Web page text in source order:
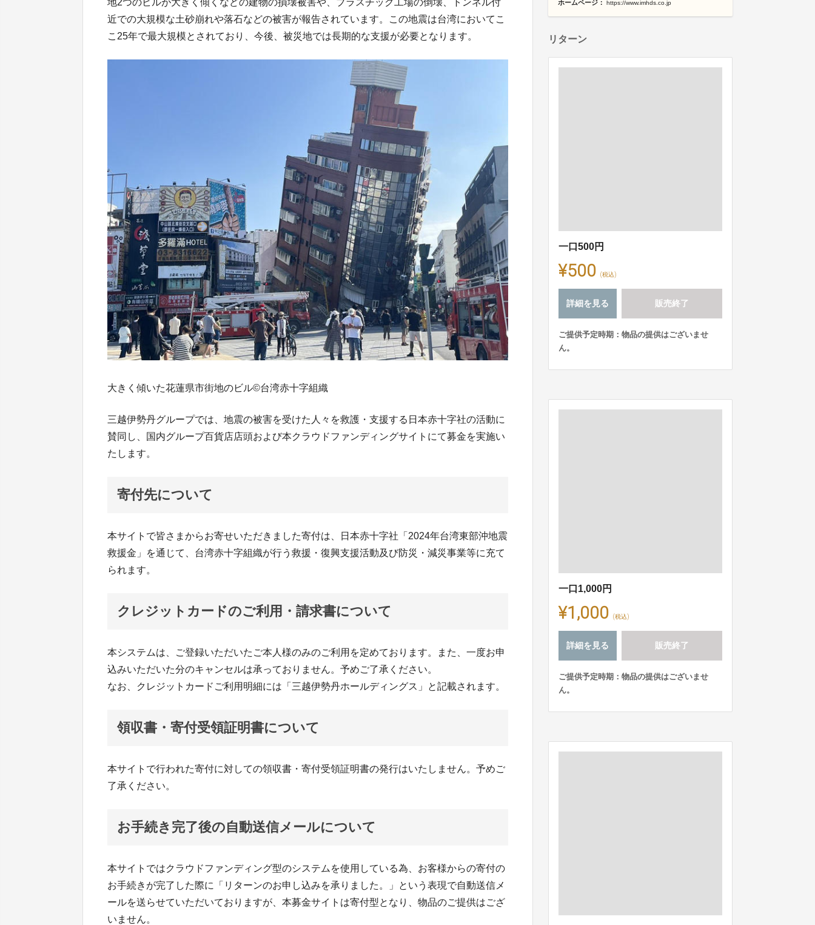
地2つのビルが大きく傾くなどの建物の損壊被害や、プラスチック工場の倒壊、トンネル付
近での大規模な土砂崩れや落石などの被害が報告されています。この地震は台湾においてこ
こ25年で最大規模とされており、今後、被災地では長期的な支援が必要となります。
大きく傾いた花蓮県市街地のビル©台湾赤十字組織
三越伊勢丹グループでは、地震の被害を受けた人々を救護・支援する日本赤十字社の活動に
賛同し、国内グループ百貨店店頭および本クラウドファンディングサイトにて募金を実施い
たします。
寄付先について
本サイトで皆さまからお寄せいただきました寄付は、日本赤十字社「2024年台湾東部沖地震
救援金」を通じて、台湾赤十字組織が行う救援・復興支援活動及び防災・減災事業等に充て
られます。
クレジットカードのご利用・請求書について
本システムは、ご登録いただいたご本人様のみのご利用を定めております。また、一度お申
込みいただいた分のキャンセルは承っておりません。予めご了承ください。
なお、クレジットカードご利用明細には「三越伊勢丹ホールディングス」と記載されます。
領収書・寄付受領証明書について
本サイトで行われた寄付に対しての領収書・寄付受領証明書の発行はいたしません。予めご
了承ください。
お手続き完了後の自動送信メールについて
本サイトではクラウドファンディング型のシステムを使用している為、お客様からの寄付の
お手続きが完了した際に「リターンのお申し込みを承りました。」という表現で自動送信メ
ールを送らせていただいておりますが、本募金サイトは寄付型となり、物品のご提供はござ
いません。
ホームページ： https://www.imhds.co.jp
リターン
一口500円
¥500 (税込)
詳細を見る 販売終了
ご提供予定時期：物品の提供はございませ
ん。
一口1,000円
¥1,000 (税込)
詳細を見る 販売終了
ご提供予定時期：物品の提供はございませ
ん。